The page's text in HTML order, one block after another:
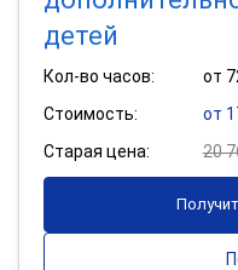
детей
Кол-во часов:
от
Стоимость:
от
Старая цена:
20